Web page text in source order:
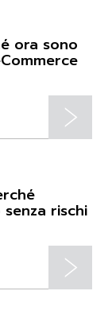
ora sono
rischi